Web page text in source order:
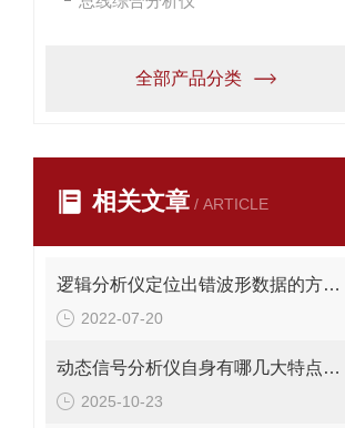
全部产品分类
相关文章 / ARTICLE
逻辑分析仪定位出错波形数据的方法说明
2022-07-20
动态信号分析仪自身有哪几大特点呢？
2025-10-23